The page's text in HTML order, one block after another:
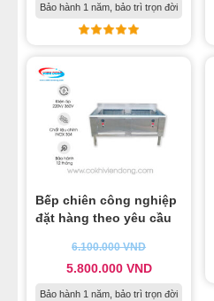
Bảo hành 1 năm, bảo trì trọn đời
Bếp chiên công nghiệp
đặt hàng theo yêu cầu
6.100.000VND
5.800.000 VND
Bảo hành 1 năm, bảo trì trọn đời